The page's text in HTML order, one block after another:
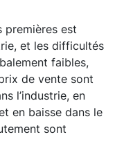
premières est
et les difficultés
faibles,
de vente sont
l’industrie, en
en baisse dans le
sont